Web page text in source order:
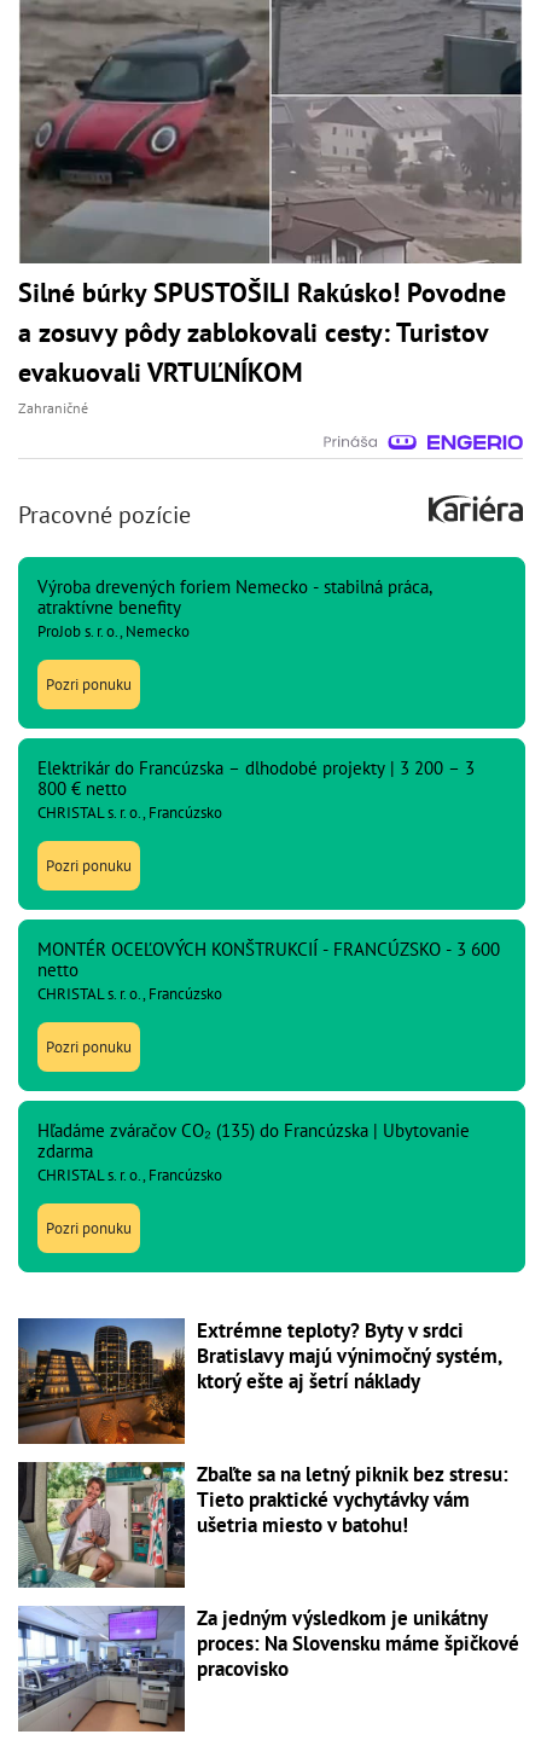
Silné búrky SPUSTOŠILI Rakúsko! Povodne
a zosuvy pôdy zablokovali cesty: Turistov
evakuovali VRTUĽNÍKOM
Zahraničné
Pracovné pozície
Výroba drevených foriem Nemecko - stabilná práca,
atraktívne benefity
ProJob s. r. o., Nemecko
Pozri ponuku
Elektrikár do Francúzska – dlhodobé projekty | 3 200 – 3
800 € netto
CHRISTAL s. r. o., Francúzsko
Pozri ponuku
MONTÉR OCEĽOVÝCH KONŠTRUKCIÍ - FRANCÚZSKO - 3 600
netto
CHRISTAL s. r. o., Francúzsko
Pozri ponuku
Hľadáme zváračov CO₂ (135) do Francúzska | Ubytovanie
zdarma
CHRISTAL s. r. o., Francúzsko
Pozri ponuku
Extrémne teploty? Byty v srdci
Bratislavy majú výnimočný systém,
ktorý ešte aj šetrí náklady
Zbaľte sa na letný piknik bez stresu:
Tieto praktické vychytávky vám
ušetria miesto v batohu!
Za jedným výsledkom je unikátny
proces: Na Slovensku máme špičkové
pracovisko